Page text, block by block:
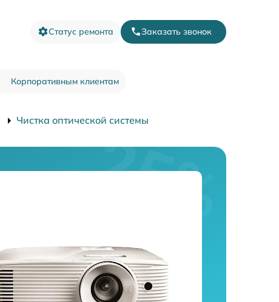
Статус ремонта Заказать звонок
Корпоративным клиентам
Чистка оптической системы